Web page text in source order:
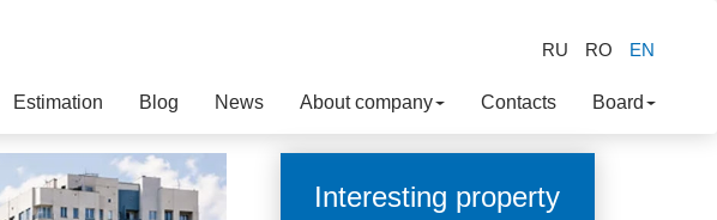
RU RO EN
Estimation Blog News About company Contacts Board
Interesting property